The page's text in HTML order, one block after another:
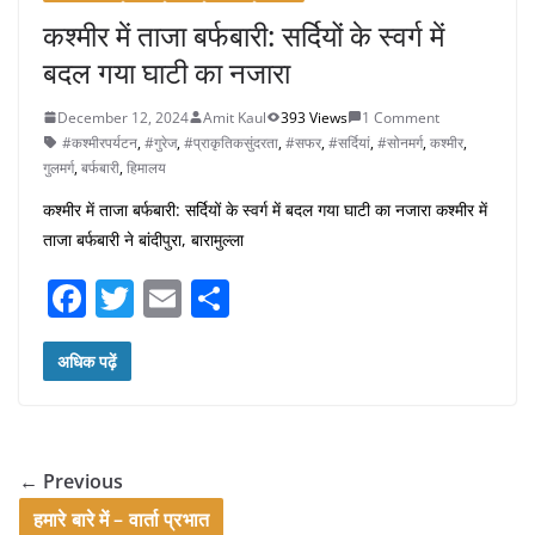
कश्मीर में ताजा बर्फबारी: सर्दियों के स्वर्ग में
बदल गया घाटी का नजारा
December 12, 2024 Amit Kaul 393 Views
1 Comment
#कश्मीरपर्यटन,#गुरेज,#प्राकृतिकसुंदरता,#सफर,#सर्दियां,#सोनमर्ग,कश्मीर,
गुलमर्ग,बर्फबारी,हिमालय
कश्मीर में ताजा बर्फबारी: सर्दियों के स्वर्ग में बदल गया घाटी का नजारा कश्मीर में
ताजा बर्फबारी ने बांदीपुरा, बारामुल्ला
F
a
c
o
T E
अधिक पढ़ें
← Previous
हमारे बारे में – वार्ता प्रभात